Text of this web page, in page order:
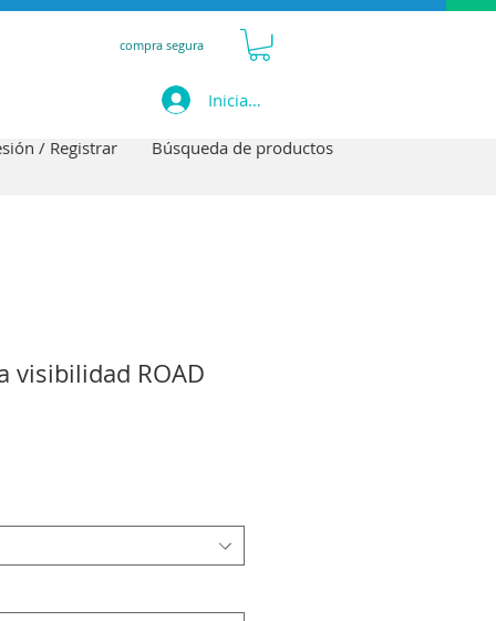
compra segura
Iniciar sesión
/ Registrar Búsqueda de productos
visibilidad ROAD